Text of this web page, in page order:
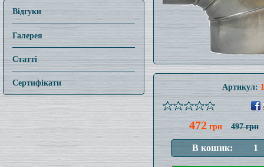
Відгуки
Галерея
Статті
Сертифікати Артикул:
472 грн 497 грн